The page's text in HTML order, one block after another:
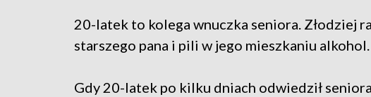
20-latek to kolega wnuczka seniora. Złodziej
starszego pana i pili w jego mieszkaniu alkohol.
Gdy 20-latek po kilku dniach odwiedził